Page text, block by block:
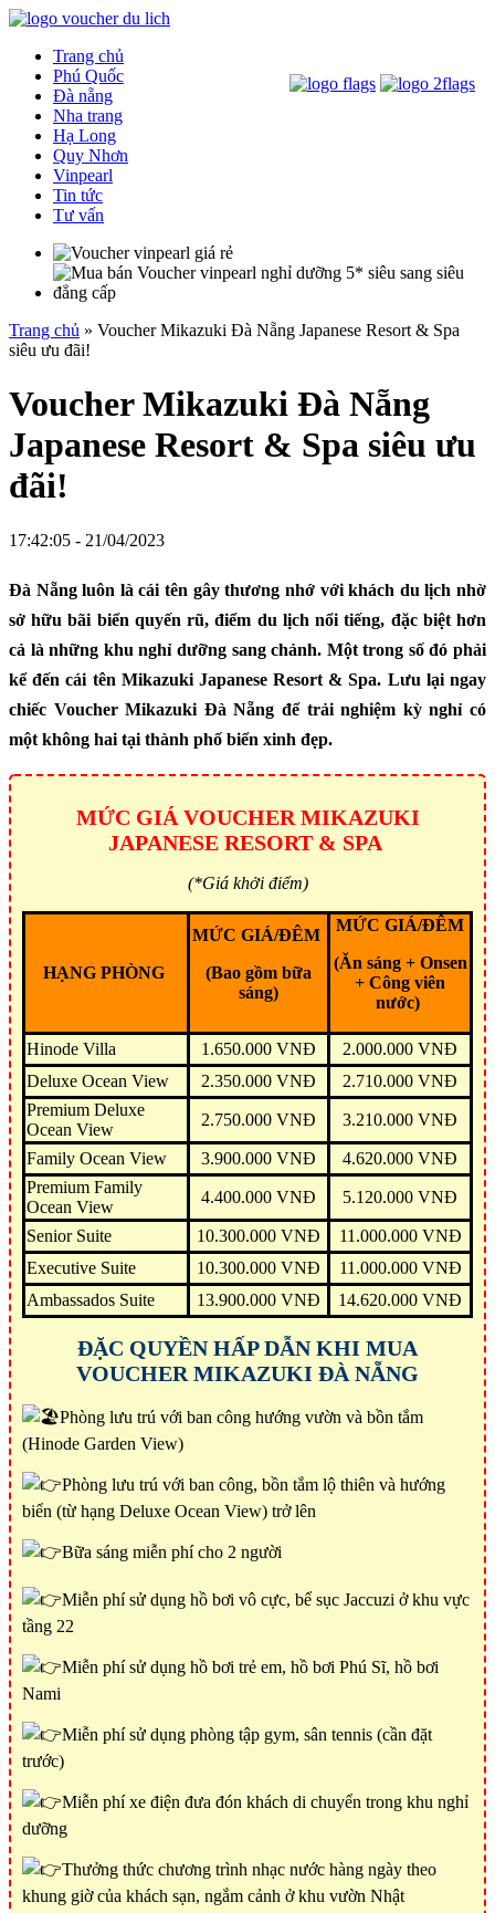
Trang chủ
Phú Quốc
Đà nẵng
Nha trang
Hạ Long
Quy Nhơn
Vinpearl
Tin tức
Tư vấn
Trang chủ » Voucher Mikazuki Đà Nẵng Japanese Resort & Spa
siêu ưu đãi!
Voucher Mikazuki Đà Nẵng
Japanese Resort & Spa siêu ưu
đãi!
17:42:05 - 21/04/2023
Đà Nẵng luôn là cái tên gây thương nhớ với khách du lịch nhờ
sở hữu bãi biển quyến rũ, điểm du lịch nổi tiếng, đặc biệt hơn
cả là những khu nghỉ dưỡng sang chảnh. Một trong số đó phải
kể đến cái tên Mikazuki Japanese Resort & Spa. Lưu lại ngay
chiếc Voucher Mikazuki Đà Nẵng để trải nghiệm kỳ nghỉ có
một không hai tại thành phố biển xinh đẹp.
MỨC GIÁ VOUCHER MIKAZUKI
JAPANESE RESORT & SPA
(*Giá khởi điểm)
HẠNG PHÒNG
MỨC GIÁ/ĐÊM
(Bao gồm bữa
sáng)
MỨC GIÁ/ĐÊM
(Ăn sáng + Onsen
+ Công viên
nước)
Hinode Villa 1.650.000 VNĐ
2.000.000 VNĐ
Deluxe Ocean View
2.350.000 VNĐ
2.710.000 VNĐ
Premium Deluxe
Ocean View
2.750.000 VNĐ 3.210.000 VNĐ
Family Ocean View 3.900.000 VNĐ
4.620.000 VNĐ
Premium Family
Ocean View
4.400.000 VNĐ 5.120.000 VNĐ
Senior Suite 10.300.000 VNĐ
11.000.000 VNĐ
Executive Suite
10.300.000 VNĐ
11.000.000 VNĐ
Ambassados Suite
13.900.000 VNĐ 14.620.000 VNĐ
ĐẶC QUYỀN HẤP DẪN KHI MUA
VOUCHER MIKAZUKI ĐÀ NẴNG
Phòng lưu trú với ban công hướng vườn và bồn tắm
(Hinode Garden View)
Phòng lưu trú với ban công, bồn tắm lộ thiên và hướng
biển (từ hạng Deluxe Ocean View) trở lên
Bữa sáng miễn phí cho 2 người
Miễn phí sử dụng hồ bơi vô cực, bể sục Jaccuzi ở khu vực
tầng 22
Miễn phí sử dụng hồ bơi trẻ em, hồ bơi Phú Sĩ, hồ bơi
Nami
Miễn phí sử dụng phòng tập gym, sân tennis (cần đặt
trước)
Miễn phí xe điện đưa đón khách di chuyển trong khu nghỉ
dưỡng
Thưởng thức chương trình nhạc nước hàng ngày theo
khung giờ của khách sạn, ngắm cảnh ở khu vườn Nhật